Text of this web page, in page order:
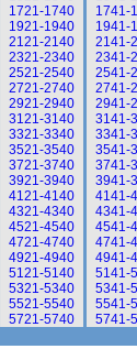
1721-1740 1741-
1921-1940 1941-
2121-2140 2141-
2321-2340 2341-
2521-2540 2541-
2721-2740 2741-
2921-2940 2941-
3121-3140 3141-
3321-3340 3341-
3521-3540 3541-
3721-3740 3741-
3921-3940 3941-
4121-4140 4141-
4321-4340 4341-
4521-4540 4541-
4721-4740 4741-
4921-4940 4941-
5121-5140 5141-
5321-5340 5341-
5521-5540 5541-
5721-5740 5741-